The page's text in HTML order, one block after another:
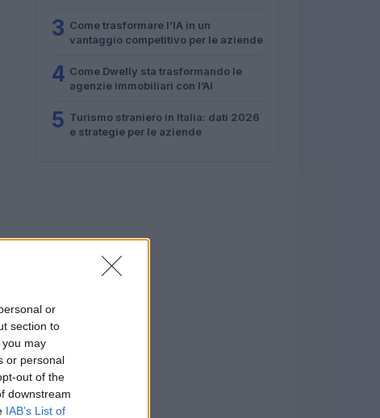
or
section to
may
or personal
out of the
downstream
IAB’s List of
3 Come trasformare l’IA in un
vantaggio competitivo per le aziende
4 Come Dwelly sta trasformando le
agenzie immobiliari con l’AI
5 Turismo straniero in Italia: dati 2026
e strategie per le aziende